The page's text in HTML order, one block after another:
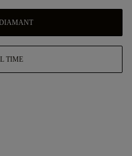
TIME